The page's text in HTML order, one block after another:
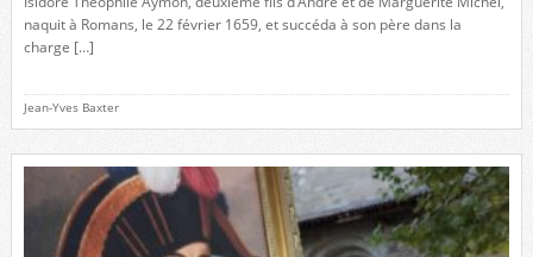
naquit à Romans, le 22 février 1659, et succéda à son père dans la
charge […]
Jean-Yves Baxter